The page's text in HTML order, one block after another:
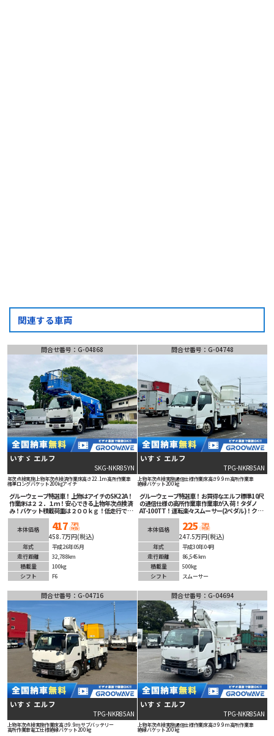
関連する車両
問合せ番号：G-04868
いすゞ エルフ
SKG-NKR85YN
年次点検実施上物年次点検済作業床高さ22.1m高所作業車
標準ロングバケット200㎏アイチ
グルーウェーブ特選車！上物はアイチのSK22A！
作業床は２２．１ｍ！安心できる上物年次点検済
み！バケット積載荷重は２００ｋｇ！低走行で嬉
しいですね！マニュアル６速で臨機応変なアクセ
ルワーク可能！ETC車載器も装着済み！安全装備
充実！痒い所に手が届く専門性の高い１台！
本体価格 417 万円
(税抜)
458.7万円(税込)
年式
平成26年05月
走行距離
32,788km
積載量
100kg
シフト
F6
問合せ番号：G-04748
いすゞ エルフ
TPG-NKR85AN
上物年次点検実施通信仕様作業床高さ9.9m高所作業車
絶縁バケット200kg
グルーウェーブ特選車！お買得なエルフ標準10尺
の通信仕様の高所作業車作業車が入荷！タダノ
AT-100TT！運転楽々スムーサー(2ペダル)！クラ
リオンナビ！バックカメラ！フレームの状態も良
くオススメの1台です！
本体価格 225 万円
(税抜)
247.5万円(税込)
年式
平成30年04月
走行距離
86,545km
積載量
500kg
シフト
スムーサー
問合せ番号：G-04716
いすゞ エルフ
TPG-NKR85AN
上物年次点検実施作業床高さ9.9mサブバッテリー
高所作業車電工仕様絶縁バケット200kg
問合せ番号：G-04694
いすゞ エルフ
TPG-NKR85AN
上物年次点検実施通信仕様作業床高さ9.9m高所作業車
絶縁バケット200kg